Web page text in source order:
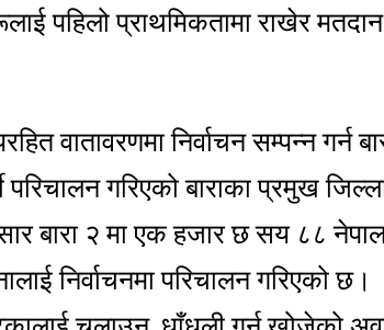
पहिलो प्राथमिकतामा राखेर
वातावरणमा निर्वाचन सम्पन्न गर्न
परिचालन गरिएको बाराका प्रमुख
बारा २ मा एक हजार छ सय ८८
निर्वाचनमा परिचालन गरिएको छ।